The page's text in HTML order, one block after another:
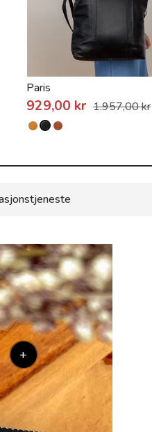
Paris
929,00 kr 1.957,00 kr
+